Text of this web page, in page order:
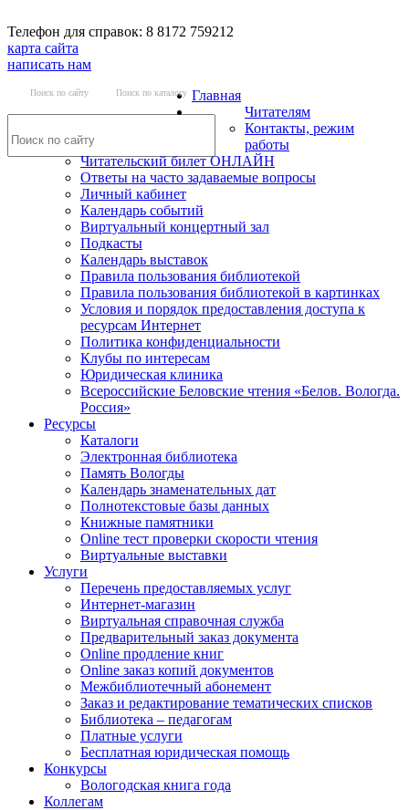
Телефон для справок: 8 8172 759212
карта сайта
написать нам
Поиск по сайту Поиск по каталогу Главная
Читателям
Контакты, режим
работы
Читательский билет ОНЛАЙН
Ответы на часто задаваемые вопросы
Личный кабинет
Календарь событий
Виртуальный концертный зал
Подкасты
Календарь выставок
Правила пользования библиотекой
Правила пользования библиотекой в картинках
Условия и порядок предоставления доступа к
ресурсам Интернет
Политика конфиденциальности
Клубы по интересам
Юридическая клиника
Всероссийские Беловские чтения «Белов. Вологда.
Россия»
Ресурсы
Каталоги
Электронная библиотека
Память Вологды
Календарь знаменательных дат
Полнотекстовые базы данных
Книжные памятники
Online тест проверки скорости чтения
Виртуальные выставки
Услуги
Перечень предоставляемых услуг
Интернет-магазин
Виртуальная справочная служба
Предварительный заказ документа
Online продление книг
Online заказ копий документов
Межбиблиотечный абонемент
Заказ и редактирование тематических списков
Библиотека – педагогам
Платные услуги
Бесплатная юридическая помощь
Конкурсы
Вологодская книга года
Коллегам